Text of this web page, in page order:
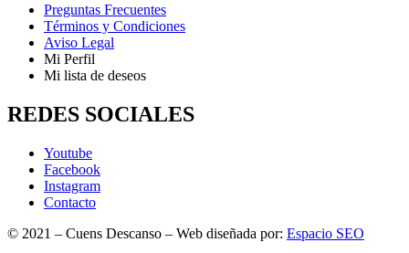
Preguntas Frecuentes
Términos y Condiciones
Aviso Legal
Mi Perfil
Mi lista de deseos
REDES SOCIALES
Youtube
Facebook
Instagram
Contacto
© 2021 – Cuens Descanso – Web diseñada por: Espacio SEO